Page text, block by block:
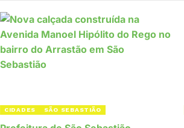
CIDADES SÃO SEBASTIÃO